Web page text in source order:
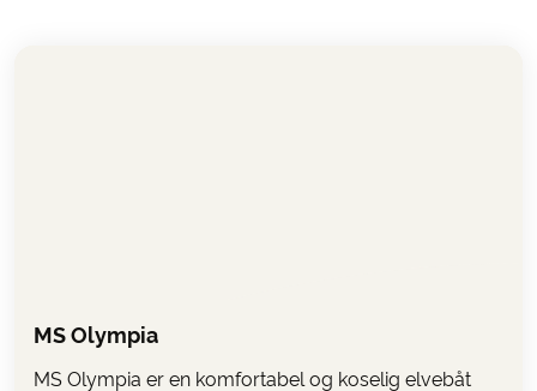
MS Olympia
MS Olympia er en komfortabel og koselig elvebåt